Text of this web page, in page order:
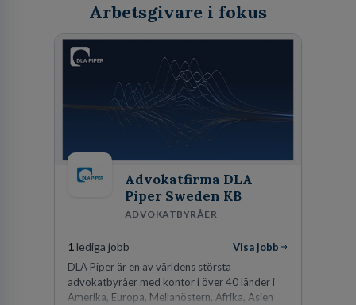
Arbetsgivare i fokus
Advokatfirma DLA
Piper Sweden KB
ADVOKATBYRÅER
1lediga jobb
Visa jobb
DLA Piper är en av världens största
advokatbyråer med kontor i över 40 länder i
Amerika, Europa, Mellanöstern, Afrika, Asien